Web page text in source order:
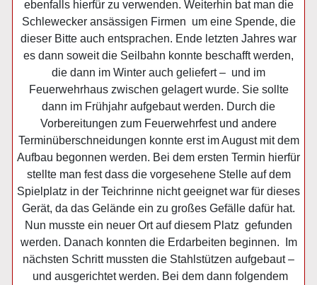
ebenfalls hierfür zu verwenden. Weiterhin bat man die
Schlewecker ansässigen Firmen um eine Spende, die
dieser Bitte auch entsprachen. Ende letzten Jahres war
es dann soweit die Seilbahn konnte beschafft werden,
die dann im Winter auch geliefert – und im
Feuerwehrhaus zwischen gelagert wurde. Sie sollte
dann im Frühjahr aufgebaut werden. Durch die
Vorbereitungen zum Feuerwehrfest und andere
Terminüberschneidungen konnte erst im August mit dem
Aufbau begonnen werden. Bei dem ersten Termin hierfür
stellte man fest dass die vorgesehene Stelle auf dem
Spielplatz in der Teichrinne nicht geeignet war für dieses
Gerät, da das Gelände ein zu großes Gefälle dafür hat.
Nun musste ein neuer Ort auf diesem Platz gefunden
werden. Danach konnten die Erdarbeiten beginnen. Im
nächsten Schritt mussten die Stahlstützen aufgebaut –
und ausgerichtet werden. Bei dem dann folgendem